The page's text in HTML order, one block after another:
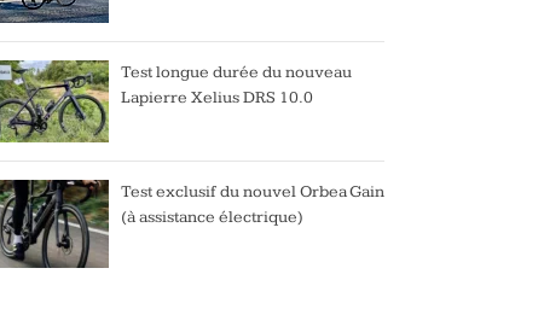
Test longue durée du nouveau
Lapierre Xelius DRS 10.0
Test exclusif du nouvel Orbea Gain
(à assistance électrique)